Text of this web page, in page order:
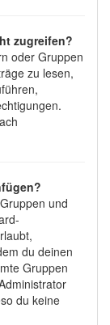
zugreifen?
oder Gruppen
zu lesen,
und
du deinen
Gruppen
du keine